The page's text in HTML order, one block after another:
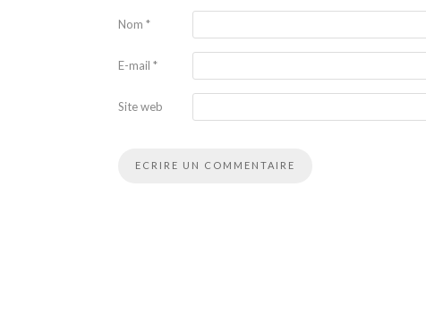
Nom *
E-mail *
Site web